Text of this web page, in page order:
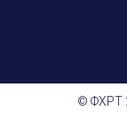
© ФХРТ